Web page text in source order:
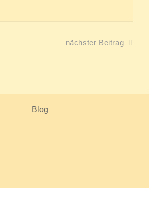
nächster Beitrag
Blog